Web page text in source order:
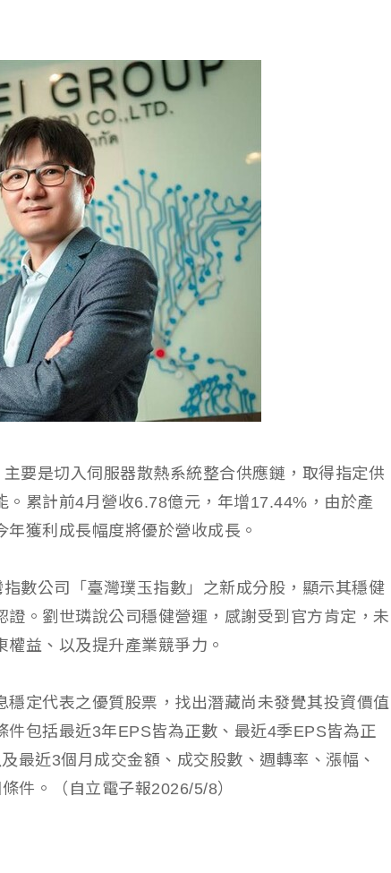
要是切入伺服器散熱系統整合供應鏈，取得指定供
。累計前4月營收6.78億元，年增17.44%，由於產
獲利成長幅度將優於營收成長。
數公司「臺灣璞玉指數」之新成分股，顯示其穩健
證。劉世璘說公司穩健營運，感謝受到官方肯定，未
益、以及提升產業競爭力。
穩定代表之優質股票，找出潛藏尚未發覺其投資價值
件包括最近3年EPS皆為正數、最近4季EPS皆為正
最近3個月成交金額、成交股數、週轉率、漲幅、
件。（自立電子報2026/5/8）